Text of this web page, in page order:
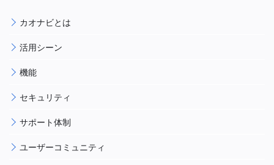
カオナビとは
活用シーン
機能
セキュリティ
サポート体制
ユーザーコミュニティ